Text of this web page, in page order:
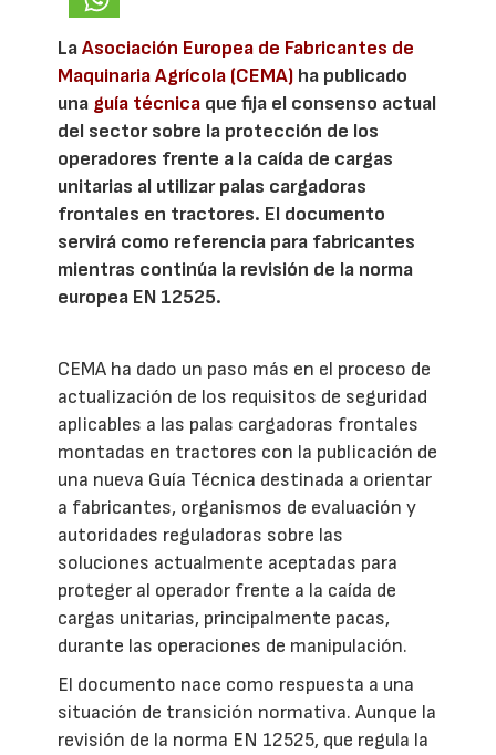
LaAsociación Europea de Fabricantes de
Maquinaria Agrícola (CEMA) ha publicado
una guía técnica que fija el consenso actual
del sector sobre la protección de los
operadores frente a la caída de cargas
unitarias al utilizar palas cargadoras
frontales en tractores. El documento
servirá como referencia para fabricantes
mientras continúa la revisión de la norma
europea EN 12525.
CEMA ha dado un paso más en el proceso de
actualización de los requisitos de seguridad
aplicables a las palas cargadoras frontales
montadas en tractores con la publicación de
una nueva Guía Técnica destinada a orientar
a fabricantes, organismos de evaluación y
autoridades reguladoras sobre las
soluciones actualmente aceptadas para
proteger al operador frente a la caída de
cargas unitarias, principalmente pacas,
durante las operaciones de manipulación.
El documento nace como respuesta a una
situación de transición normativa. Aunque la
revisión de la norma EN 12525, que regula la